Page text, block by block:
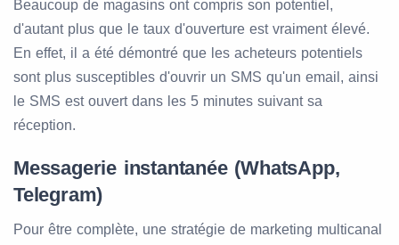
Beaucoup de magasins ont compris son potentiel,
d'autant plus que le taux d'ouverture est vraiment élevé.
En effet, il a été démontré que les acheteurs potentiels
sont plus susceptibles d'ouvrir un SMS qu'un email, ainsi
le SMS est ouvert dans les 5 minutes suivant sa
réception.
Messagerie instantanée (WhatsApp,
Telegram)
Pour être complète, une stratégie de marketing multicanal